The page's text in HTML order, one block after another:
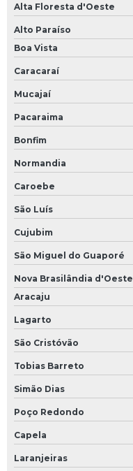
Alta Floresta d'Oeste
Alto Paraíso
Boa Vista
Caracaraí
Mucajaí
Pacaraima
Bonfim
Normandia
Caroebe
São Luís
Cujubim
São Miguel do Guaporé
Nova Brasilândia d'Oeste
Aracaju
Lagarto
São Cristóvão
Tobias Barreto
Simão Dias
Poço Redondo
Capela
Laranjeiras